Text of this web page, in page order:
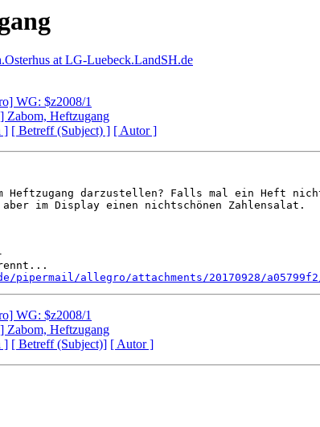
at LG-Luebeck.LandSH.de
WG: $z2008/1
Zabom, Heftzugang
] [ Betreff (Subject) ] [ Autor ]
Heftzugang darzustellen? Falls mal ein Heft
im Display einen nichtschönen Zahlensalat.
allegro/attachments/20170928/
WG: $z2008/1
Zabom, Heftzugang
] [ Betreff (Subject)] [ Autor ]